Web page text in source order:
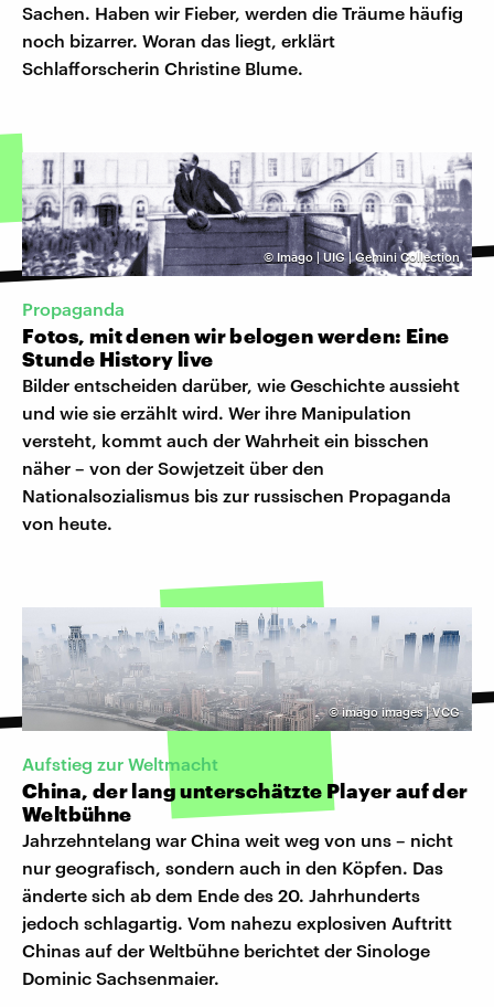
Sachen. Haben wir Fieber, werden die Träume häufig
noch bizarrer. Woran das liegt, erklärt
Schlafforscherin Christine Blume.
© Imago | UIG | Gemini Collection
Propaganda
Fotos, mit denen wir belogen werden: Eine
Stunde History live
Bilder entscheiden darüber, wie Geschichte aussieht
und wie sie erzählt wird. Wer ihre Manipulation
versteht, kommt auch der Wahrheit ein bisschen
näher – von der Sowjetzeit über den
Nationalsozialismus bis zur russischen Propaganda
von heute.
©imago images | VCG
Aufstieg zur Weltmacht
China, der lang unterschätzte Player auf der
Weltbühne
Jahrzehntelang war China weit weg von uns – nicht
nur geografisch, sondern auch in den Köpfen. Das
änderte sich ab dem Ende des 20. Jahrhunderts
jedoch schlagartig. Vom nahezu explosiven Auftritt
Chinas auf der Weltbühne berichtet der Sinologe
Dominic Sachsenmaier.